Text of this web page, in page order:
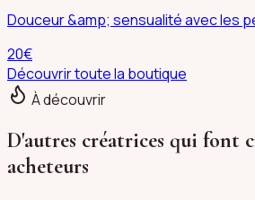
Douceur &amp; sensualité avec les
20€
Découvrir toute la boutique
À découvrir
D'autres créatrices qui font
acheteurs